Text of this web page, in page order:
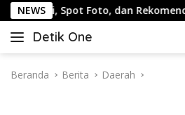
Langsung
ke
konten
NEWS
Spot Foto, dan Rekomendasi
Detik One
Tajam
Fakta
Beranda Berita Daerah